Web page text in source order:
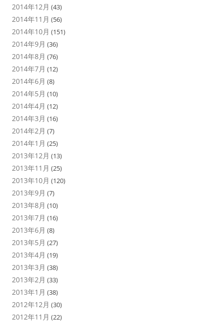
2014年12月 (43)
2014年11月 (56)
2014年10月 (151)
2014年9月 (36)
2014年8月 (76)
2014年7月 (12)
2014年6月 (8)
2014年5月 (10)
2014年4月 (12)
2014年3月 (16)
2014年2月 (7)
2014年1月 (25)
2013年12月 (13)
2013年11月 (25)
2013年10月 (120)
2013年9月 (7)
2013年8月 (10)
2013年7月 (16)
2013年6月 (8)
2013年5月 (27)
2013年4月 (19)
2013年3月 (38)
2013年2月 (33)
2013年1月 (38)
2012年12月 (30)
2012年11月 (22)